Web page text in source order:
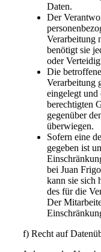
Daten.
Der
Verarbeitung
benötigt sie
oder
Die
Verarbeitung
eingelegt und
berechtigten
gegenüber
überwiegen.
Sofern eine
gegeben ist
bei Juan
kann sie sich
des für die
Der
f) Recht auf